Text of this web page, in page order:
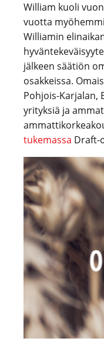
William kuoli
vuotta
Williamin
jälkeen säätiön
osakkeissa.
Pohjois-Karjalan,
yrityksiä ja
tukemassa Draft-